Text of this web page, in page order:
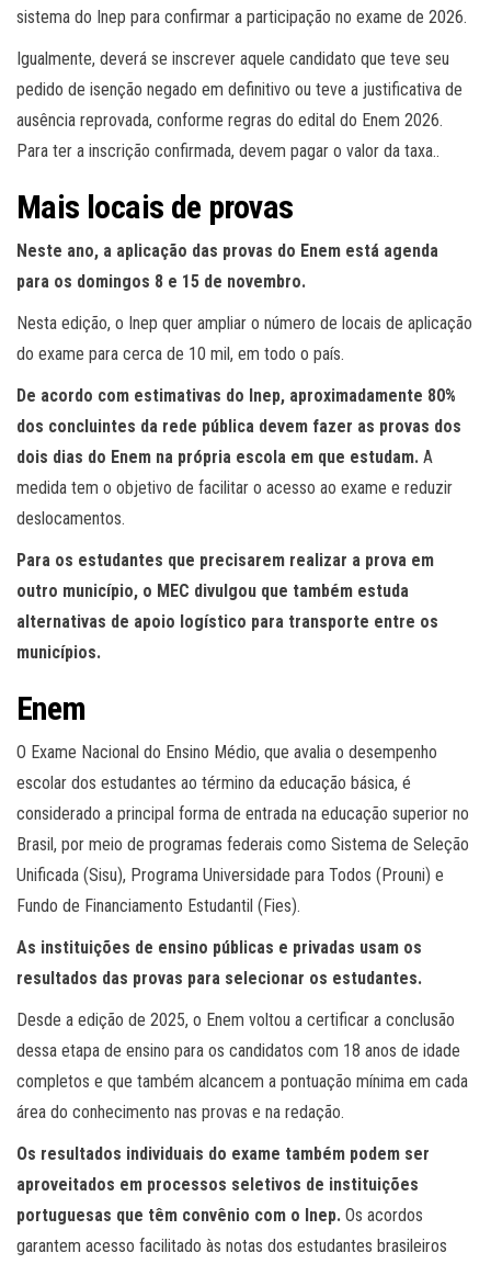
sistema do Inep para confirmar a participação no exame de 2026.
Igualmente, deverá se inscrever aquele candidato que teve seu
pedido de isenção negado em definitivo ou teve a justificativa de
ausência reprovada, conforme regras do edital do Enem 2026.
Para ter a inscrição confirmada, devem pagar o valor da taxa..
Mais locais de provas
Neste ano, a aplicação das provas do Enem está agenda
para os domingos 8 e 15 de novembro.
Nesta edição, o Inep quer ampliar o número de locais de aplicação
do exame para cerca de 10 mil, em todo o país.
De acordo com estimativas do Inep, aproximadamente 80%
dos concluintes da rede pública devem fazer as provas dos
dois dias do Enem na própria escola em que estudam. A
medida tem o objetivo de facilitar o acesso ao exame e reduzir
deslocamentos.
Para os estudantes que precisarem realizar a prova em
outro município, o MEC divulgou que também estuda
alternativas de apoio logístico para transporte entre os
municípios.
Enem
O Exame Nacional do Ensino Médio, que avalia o desempenho
escolar dos estudantes ao término da educação básica, é
considerado a principal forma de entrada na educação superior no
Brasil, por meio de programas federais como Sistema de Seleção
Unificada (Sisu), Programa Universidade para Todos (Prouni) e
Fundo de Financiamento Estudantil (Fies).
As instituições de ensino públicas e privadas usam os
resultados das provas para selecionar os estudantes.
Desde a edição de 2025, o Enem voltou a certificar a conclusão
dessa etapa de ensino para os candidatos com 18 anos de idade
completos e que também alcancem a pontuação mínima em cada
área do conhecimento nas provas e na redação.
Os resultados individuais do exame também podem ser
aproveitados em processos seletivos de instituições
portuguesas que têm convênio com o Inep. Os acordos
garantem acesso facilitado às notas dos estudantes brasileiros